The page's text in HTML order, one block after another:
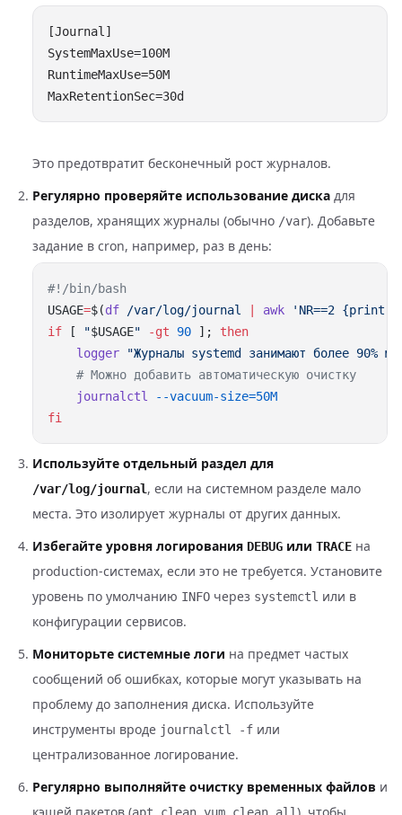
Это предотвратит бесконечный рост журналов.
Регулярно проверяйте использование диска для
разделов, хранящих журналы (обычно /var). Добавьте
задание в cron, например, раз в день:
USAGE=$(df /var/log/journal awk 'NR==2 {print
if [ "$USAGE" -gt 90 ];
    logger
    journalctl
Используйте отдельный раздел для
/var/log/journal, если на системном разделе мало
места. Это изолирует журналы от других данных.
Избегайте уровня логирования DEBUG или TRACE на
production-системах, если это не требуется. Установите
уровень по умолчанию INFO через systemctl или в
конфигурации сервисов.
Мониторьте системные логи на предмет частых
сообщений об ошибках, которые могут указывать на
проблему до заполнения диска. Используйте
инструменты вроде journalctl -f или
централизованное логирование.
Регулярно выполняйте очистку временных файлов и